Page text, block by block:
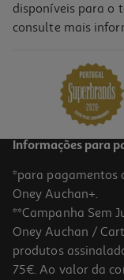
Porco Nacional
disponíveis para o
consulte mais
Informações para
*para pagamentos
Oney Auchan+.
**Campanha Sem
Oney Auchan /
produtos
75€. Ao valor da